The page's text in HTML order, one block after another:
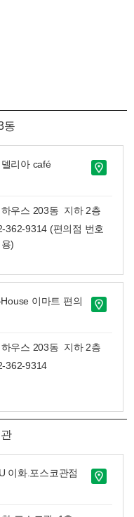
동
리아 café
하우스 203동 지하 2층
362-9314 (편의점 번호
)
이마트 편의
하우스 203동 지하 2층
362-9314
이화.포스코관점